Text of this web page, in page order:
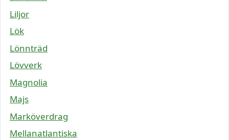
Liljor
Lök
Lönnträd
Lövverk
Magnolia
Majs
Marköverdrag
Mellanatlantiska